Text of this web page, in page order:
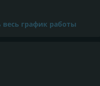
весь график работы